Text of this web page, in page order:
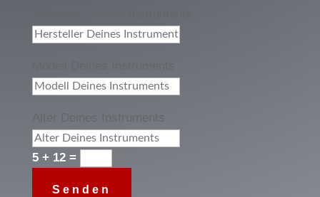
Alter Deines Instruments
5 + 12=
Senden